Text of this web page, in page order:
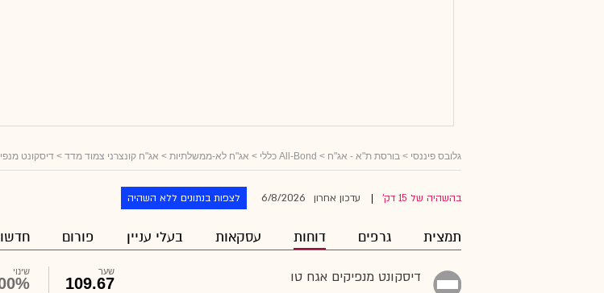
גלובס פיננסי > בורסת ת"א - אג"ח > All-Bond כללי > אג"ח לא-ממשלתיות > אג"ח קונצרני צמוד מדד > דיסקונט
בהשהיה של 15 דק' עדכון אחרון 6/8/2026 לצפות בנתונים ללא השהיה
תמצית גרפים דוחות עסקאות בעלי עניין פורום
דיסקונט מנפיקים אגח טו שער
109.67
שינוי